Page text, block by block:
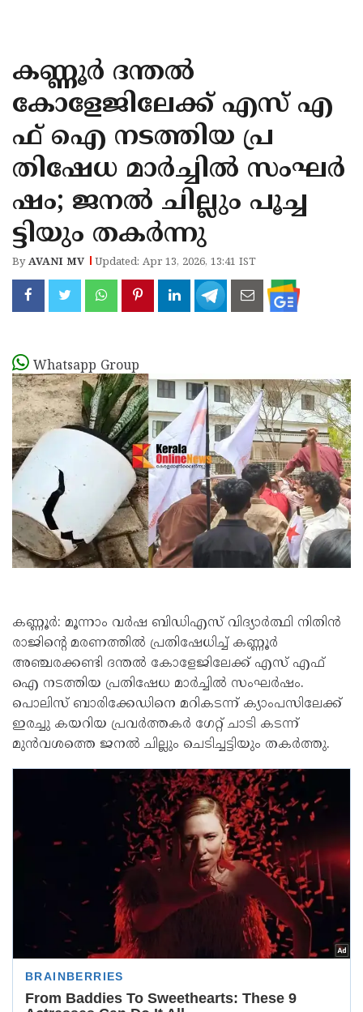
KANNUR
KASARAGOD
കണ്ണൂർ ദന്തൽ
കോളേജിലേക്ക് എസ് എ
ഫ് ഐ നടത്തിയ പ്ര
തിഷേധ മാർച്ചിൽ സംഘർ
ഷം; ജനൽ ചില്ലും പൂച്ച
ട്ടിയും തകർന്നു
ByAVANI MV Updated: Apr 13, 2026, 13:41 IST
Whatsapp Group
കണ്ണൂർ: മൂന്നാം വർഷ ബിഡിഎസ് വിദ്യാർത്ഥി നിതിൻ
രാജിൻ്റെ മരണത്തിൽ പ്രതിഷേധിച്ച് കണ്ണൂർ
അഞ്ചരക്കണ്ടി ദന്തൽ കോളേജിലേക്ക് എസ് എഫ്
ഐ നടത്തിയ പ്രതിഷേധ മാർച്ചിൽ സംഘർഷം.
പൊലിസ് ബാരിക്കേഡിനെ മറികടന്ന് ക്യാംപസിലേക്ക്
ഇരച്ചു കയറിയ പ്രവർത്തകർ ഗേറ്റ് ചാടി കടന്ന്
മുൻവശത്തെ ജനൽ ചില്ലും ചെടിച്ചട്ടിയും തകർത്തു.